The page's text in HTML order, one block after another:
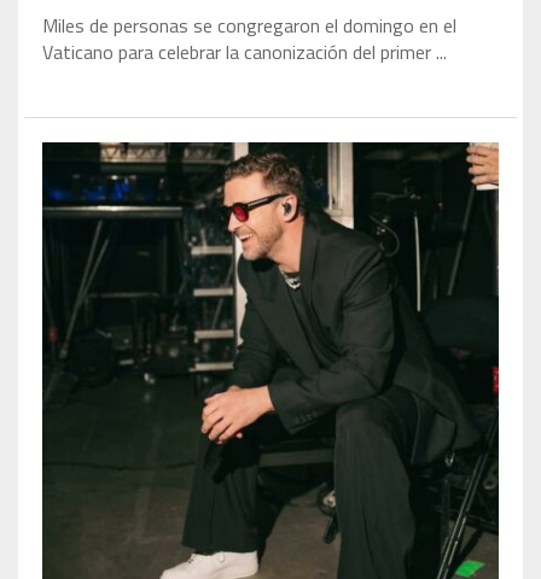
Miles de personas se congregaron el domingo en el
Vaticano para celebrar la canonización del primer ...